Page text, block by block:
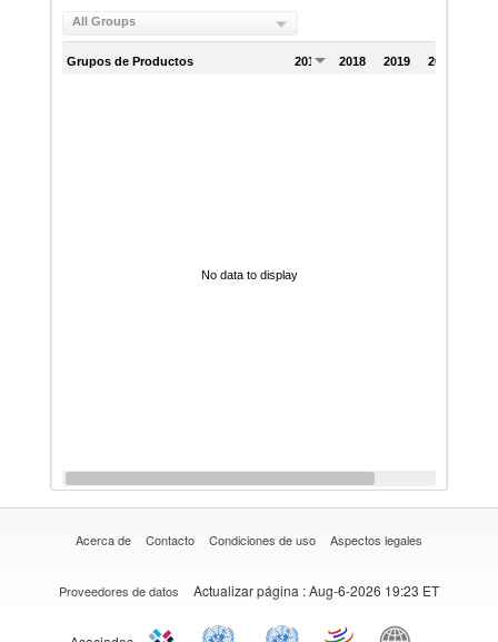
All Groups
Grupos de Productos 2017 2018 2019 2020
No data to display
Acerca de Contacto Condiciones de uso Aspectos legales
Proveedores de datos Actualizar página : Aug-6-2026 19:23 ET